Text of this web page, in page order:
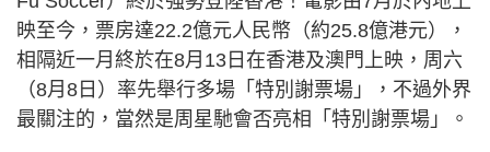
映至今，票房達22.2億元人民幣（約25.8億港元），
相隔近一月終於在8月13日在香港及澳門上映，周六
（8月8日）率先舉行多場「特別謝票場」，不過外界
最關注的，當然是周星馳會否亮相「特別謝票場」。